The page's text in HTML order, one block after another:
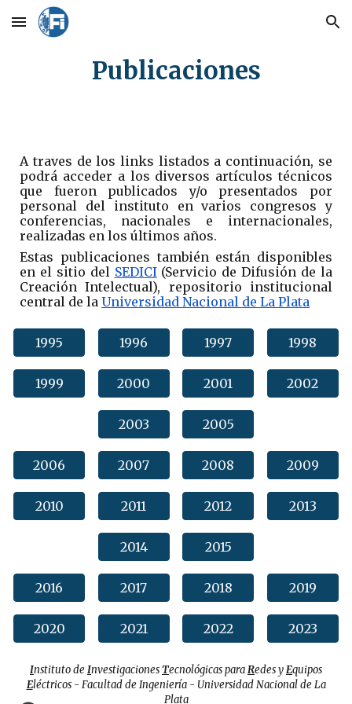
Skip to main content Skip to navigation
Publicaciones
A traves de los links listados a continuación, se
podrá acceder a los diversos artículos técnicos
que fueron publicados y/o presentados por
personal del instituto en varios congresos y
conferencias, nacionales e internacionales,
realizadas en los últimos años.
Estas publicaciones también están disponibles
en el sitio del SEDICI(Servicio de Difusión de la
Creación Intelectual), repositorio institucional
central de laUniversidad Nacional de La Plata
1995 1996 1997 1998
1999 2000 2001 2002
2003 2005
2006 2007 2008 2009
2010 2011 2012 2013
2014 2015
2016 2017 2018 2019
2020 2021 2022 2023
Instituto deInvestigacionesTecnológicas paraRedes yEquipos
Eléctricos - Facultad de Ingeniería - Universidad Nacional de La
Plata